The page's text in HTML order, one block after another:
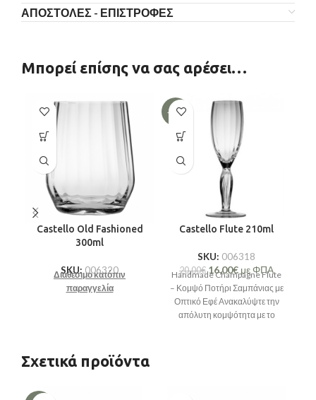
ΑΠΟΣΤΟΛΕΣ - ΕΠΙΣΤΡΟΦΕΣ
Μπορεί επίσης να σας αρέσει…
Castello Old Fashioned
300ml
SKU: 006320
Διαθέσιμο κατόπιν
παραγγελία
-20%
Castello Flute 210ml
SKU: 006318
20,00€ 16,00€ με ΦΠΑ
Handmade Champagne Flute
– Κομψό Ποτήρι Σαμπάνιας με
Οπτικό Εφέ Ανακαλύψτε την
απόλυτη κομψότητα με το
Σχετικά προϊόντα